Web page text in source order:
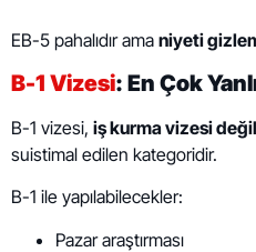
EB-5 pahalıdır ama niyeti
B-1 Vizesi: En Çok
B-1 vizesi, iş kurma vizesi
suistimal edilen kategoridir.
B-1 ile yapılabilecekler:
Pazar araştırması